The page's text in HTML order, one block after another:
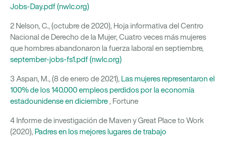
Jobs-Day.pdf (nwlc.org)
2 Nelson, C., (octubre de 2020), Hoja informativa del Centro
Nacional de Derecho de la Mujer, Cuatro veces más mujeres
que hombres abandonaron la fuerza laboral en septiembre,
september-jobs-fs1.pdf (nwlc.org)
3 Aspan, M., (8 de enero de 2021), Las mujeres representaron el
100% de los 140.000 empleos perdidos por la economía
estadounidense en diciembre, Fortune
4 Informe de investigación de Maven y Great Place to Work
(2020), Padres en los mejores lugares de trabajo